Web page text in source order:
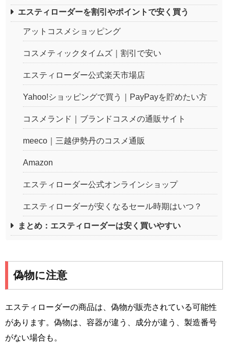
エスティローダーを割引やポイントで安く買う
アットコスメショッピング
コスメティックタイムズ｜割引で安い
エスティローダー公式楽天市場店
Yahoo!ショッピングで買う｜PayPayを貯めたい方
コスメランド｜ブランドコスメの通販サイト
meeco｜三越伊勢丹のコスメ通販
Amazon
エスティローダー公式オンラインショップ
エスティローダーが安くなるセール時期はいつ？
まとめ：エスティローダーは安く買いやすい
偽物に注意
エスティローダーの商品は、偽物が販売されている可能性
があります。偽物は、容器が違う、成分が違う、製造番号
がない場合も。